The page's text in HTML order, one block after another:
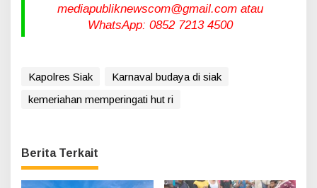
mediapubliknewscom@gmail.com atau
WhatsApp: 0852 7213 4500
Kapolres Siak
Karnaval budaya di siak
kemeriahan memperingati hut ri
Berita Terkait